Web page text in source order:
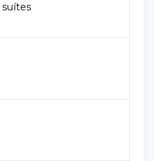
suítes